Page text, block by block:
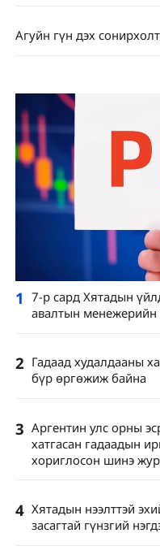
Агуйн гүн дэх
1 7-р сард Хятадын
авалтын менежерийн
2 Гадаад худалдааны
бүр өргөжиж байна
3 Аргентин улс орны
хатгасан гадаадын
хориглосон шинэ
4 Хятадын нээлттэй
засагтай гүнзгий